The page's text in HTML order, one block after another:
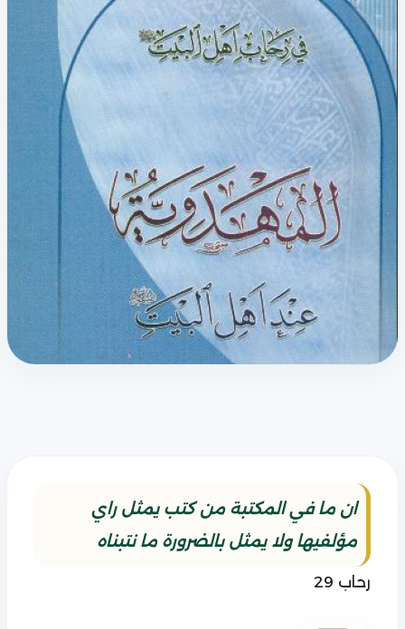
ان ما في المكتبة من كتب يمثل راي
مؤلفيها ولا يمثل بالضرورة ما نتبناه
رحاب 29